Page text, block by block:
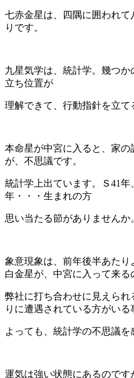
七赤金星は、四隅に囲われ
りです。
九星気学は、統計学。幾つ
立ち位置が
理解できて、行動指針を立て
本命星が中宮に入ると、家
が、不思議です。
統計学上出ています。Ｓ41年
年・・・生まれの方
思い当たる節がありませんか
象意現象は、前年後半あた
白金星が、中宮に入って来る
弊社に打ち合わせに見えら
りに遭遇されている方がいる
よっても、統計学の不思議を
運気は強い状態にあるのです